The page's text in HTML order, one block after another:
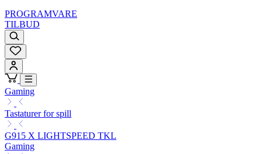
PROGRAMVARE
TILBUD
Gaming
Tastaturer for spill
G915 X LIGHTSPEED TKL
Gaming